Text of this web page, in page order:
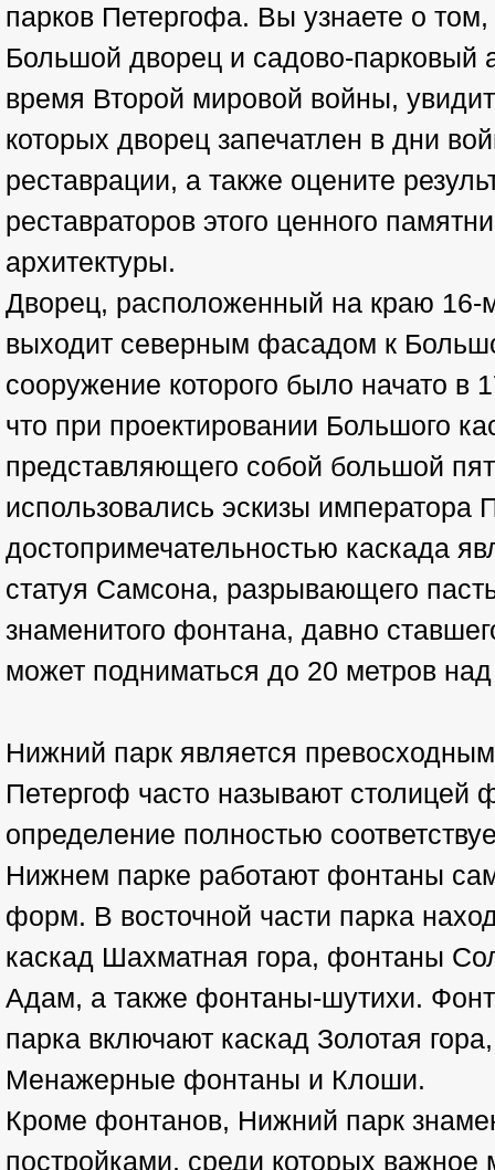
парков Петергофа. Вы узнаете о том,
Большой дворец и садово-парковый
время Второй мировой войны,
которых дворец запечатлен в дни
реставрации, а также оцените
реставраторов этого ценного
архитектуры.
Дворец, расположенный на краю 16-
выходит северным фасадом к
сооружение которого было начато в
что при проектировании Большого
представляющего собой большой
использовались эскизы императора
достопримечательностью каскада
статуя Самсона, разрывающего
знаменитого фонтана, давно
может подниматься до 20 метров
Нижний парк является
Петергоф часто называют столицей
определение полностью
Нижнем парке работают фонтаны
форм. В восточной части парка
каскад Шахматная гора, фонтаны
Адам, а также фонтаны-шутихи.
парка включают каскад Золотая
Менажерные фонтаны и Клоши.
Кроме фонтанов, Нижний парк
постройками, среди которых важное